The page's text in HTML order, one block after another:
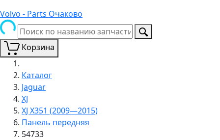
Volvo - Parts Очаково
Корзина
Каталог
Jaguar
XJ
XJ X351 (2009—2015)
Панель передняя
54733